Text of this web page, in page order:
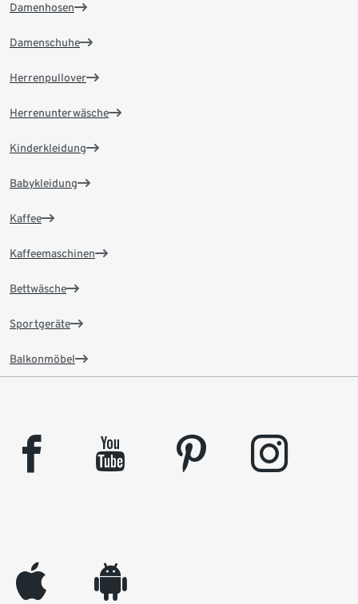
Damenhosen
Damenschuhe
Herrenpullover
Herrenunterwäsche
Kinderkleidung
Babykleidung
Kaffee
Kaffeemaschinen
Bettwäsche
Sportgeräte
Balkonmöbel
facebook youtube pinterest instagram
appleinc android